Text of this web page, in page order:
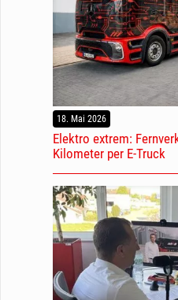
18. Mai 2026
Elektro extrem:
Kilometer per E-Truck